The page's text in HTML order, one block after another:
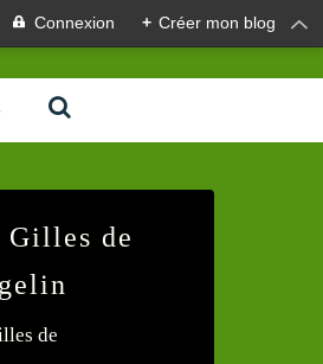
Connexion + Créer mon blog
de